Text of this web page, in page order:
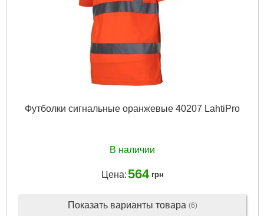
Футболки сигнальные оранжевые 40207 LahtiPro
В наличии
Цена:564 грн
Показать варианты товара (6)